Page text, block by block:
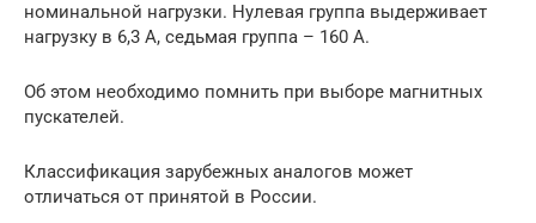
номинальной нагрузки. Нулевая группа выдерживает
нагрузку в 6,3 A, седьмая группа – 160 A.
Об этом необходимо помнить при выборе магнитных
пускателей.
Классификация зарубежных аналогов может
отличаться от принятой в России.